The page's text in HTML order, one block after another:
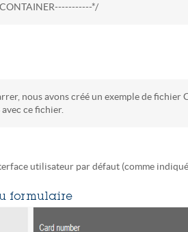
*/
nous avons créé un exemple de fichier
ce fichier.
utilisateur par défaut (comme
formulaire